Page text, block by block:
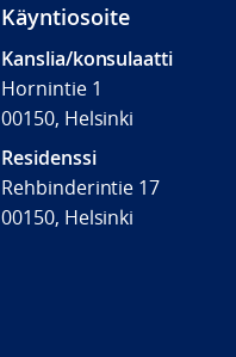
Käyntiosoite
Kanslia/konsulaatti
Hornintie 1
00150, Helsinki
Residenssi
Rehbinderintie 17
00150, Helsinki